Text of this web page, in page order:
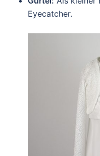
Eyecatcher.